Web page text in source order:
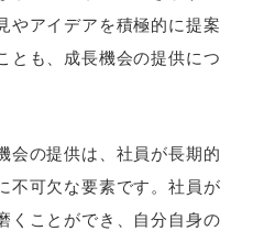
やアイデアを積極的に提案
とも、成長機会の提供につ
会の提供は、社員が長期的
不可欠な要素です。社員が
くことができ、自分自身の